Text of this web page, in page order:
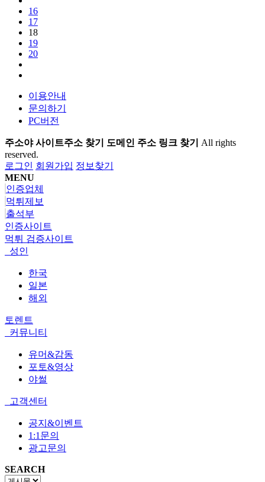
16
17
18
19
20
이용안내
문의하기
PC버전
주소야 사이트주소 찾기 도메인 주소 링크 찾기 All rights
reserved.
로그인 회원가입 정보찾기
MENU
인증업체
먹튀제보
출석부
인증사이트
먹튀 검증사이트
성인
한국
일본
해외
토렌트
커뮤니티
유머&감동
포토&영상
야썰
고객센터
공지&이벤트
1:1문의
광고문의
SEARCH